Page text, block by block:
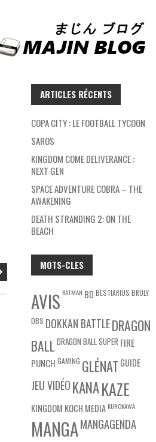
ARTICLES RÉCENTS
COPA CITY : LE FOOTBALL TYCOON
SAROS
KINGDOM COME DELIVERANCE :
NEXT GEN
SPACE ADVENTURE COBRA – THE
AWAKENING
DEATH STRANDING 2: ON THE
BEACH
MOTS-CLES
AVIS BATMAN BD BESTIARIUS BROLY
DBS DOKKAN BATTLEDRAGON
BALL DRAGON BALL SUPER FIRE
PUNCH GAMING GLÉNAT GUIDE
JEU VIDÉOKANAKAZE
KINGDOM KOCH MEDIA KUROKAWA
MANGAMANGAGENDA